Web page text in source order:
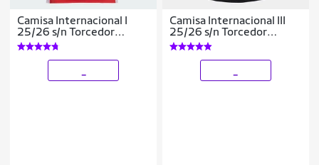
Camisa Internacional I
25/26 s/n Torcedor
Adidas Masculina
Camisa Internacional III
25/26 s/n Torcedor
Masculina